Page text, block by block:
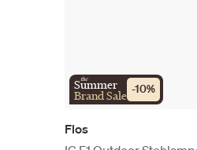
the
Summer
Brand Sale -10%
Flos